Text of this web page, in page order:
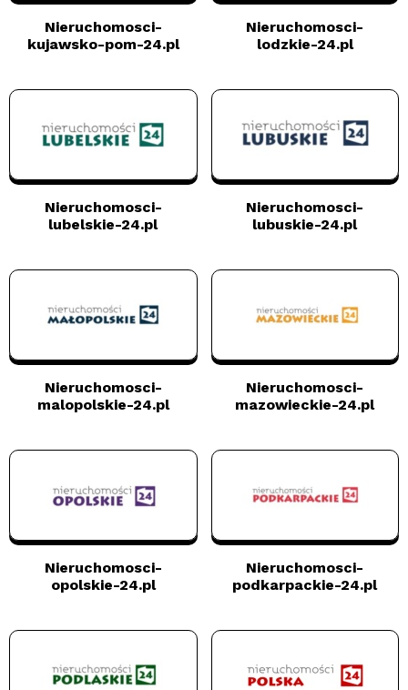
Nieruchomosci-
kujawsko-pom-24.pl
Nieruchomosci-
lodzkie-24.pl
Nieruchomosci-
lubelskie-24.pl
Nieruchomosci-
lubuskie-24.pl
Nieruchomosci-
malopolskie-24.pl
Nieruchomosci-
mazowieckie-24.pl
Nieruchomosci-
opolskie-24.pl
Nieruchomosci-
podkarpackie-24.pl